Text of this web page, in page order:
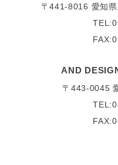
〒441-8016 愛知
AND
〒443-0045